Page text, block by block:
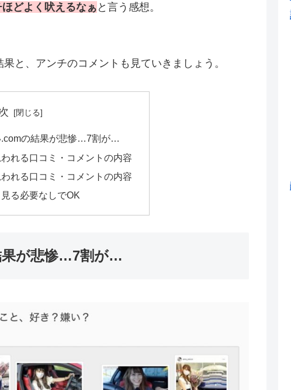
どよく吠えるなぁ と言う感想。
と、アンチのコメントも見ていきましょう。
.comの結果が悲惨…7割が…
れる口コミ・コメントの内容
れる口コミ・コメントの内容
る必要なしでOK
果が悲惨…7割が…